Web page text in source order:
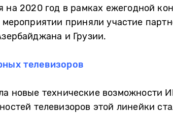
на 2020 год в рамках ежегодной
приняли участие
и Грузии.
телевизоров
новые технические возможности
телевизоров этой линейки